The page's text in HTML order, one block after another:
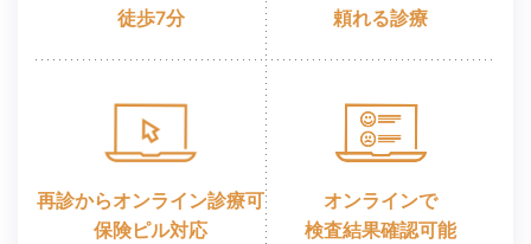
徒歩7分
頼れる診療
再診からオンライン診療可
保険ピル対応
オンラインで
検査結果確認可能